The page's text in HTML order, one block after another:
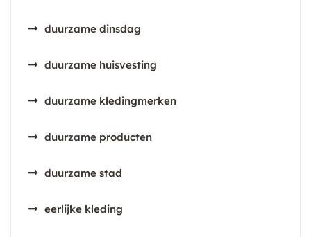
duurzame dinsdag
duurzame huisvesting
duurzame kledingmerken
duurzame producten
duurzame stad
eerlijke kleding